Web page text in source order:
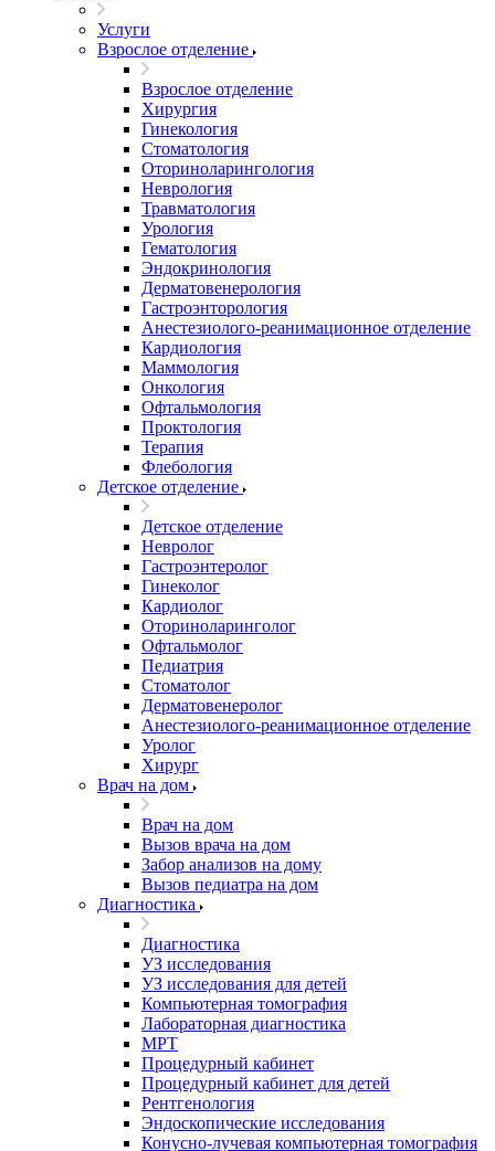
Услуги
Взрослое отделение
Взрослое отделение
Хирургия
Гинекология
Стоматология
Оториноларингология
Неврология
Травматология
Урология
Гематология
Эндокринология
Дерматовенерология
Гастроэнторология
Анестезиолого-реанимационное отделение
Кардиология
Маммология
Онкология
Офтальмология
Проктология
Терапия
Флебология
Детское отделение
Детское отделение
Невролог
Гастроэнтеролог
Гинеколог
Кардиолог
Оториноларинголог
Офтальмолог
Педиатрия
Стоматолог
Дерматовенеролог
Анестезиолого-реанимационное отделение
Уролог
Хирург
Врач на дом
Врач на дом
Вызов врача на дом
Забор анализов на дому
Вызов педиатра на дом
Диагностика
Диагностика
УЗ исследования
УЗ исследования для детей
Компьютерная томография
Лабораторная диагностика
МРТ
Процедурный кабинет
Процедурный кабинет для детей
Рентгенология
Эндоскопические исследования
Конусно-лучевая компьютерная томография